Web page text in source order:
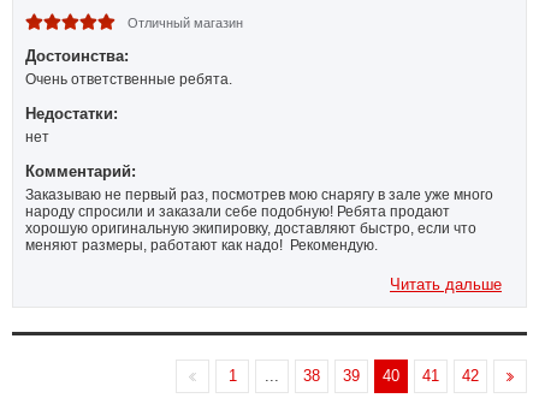
наступающим!
Отличный магазин
Достоинства:
Очень ответственные ребята.
Недостатки:
нет
Комментарий:
Заказываю не первый раз, посмотрев мою снарягу в зале уже много
народу спросили и заказали себе подобную! Ребята продают
хорошую оригинальную экипировку, доставляют быстро, если что
меняют размеры, работают как надо! Рекомендую.
Читать дальше
1 38 39 40 41 42